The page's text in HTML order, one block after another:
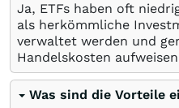
Ja, ETFs haben oft
als herkömmliche
verwaltet werden und
Handelskosten
Was sind die Vorteile